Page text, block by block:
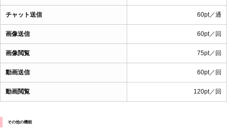
チャット送信 60pt／通
画像送信 60pt／回
画像閲覧 75pt／回
動画送信 60pt／回
動画閲覧 120pt／回
その他の機能